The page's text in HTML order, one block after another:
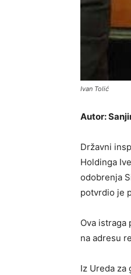
Ivan Tolić
Autor:
Državni
Holdinga
odobrenja
potvrdio je
Ova istraga
na adresu
Iz Ureda